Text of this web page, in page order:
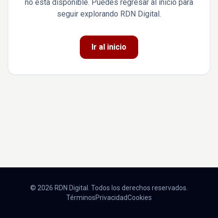
no está disponible. Puedes regresar al inicio para
seguir explorando RDN Digital.
Ir al inicio
© 2026 RDN Digital. Todos los derechos reservados.
TérminosPrivacidadCookies